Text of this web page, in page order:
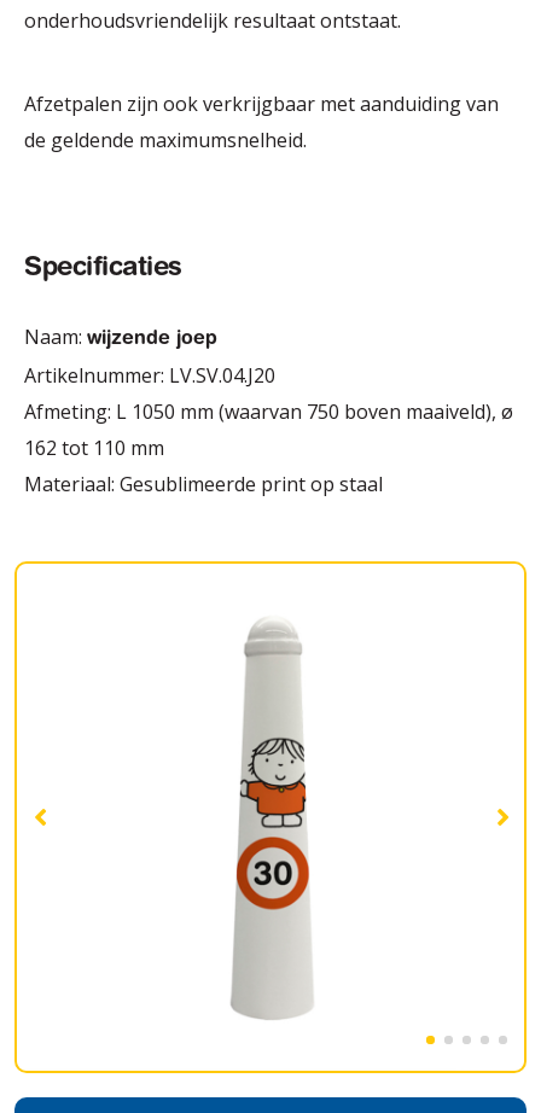
onderhoudsvriendelijk resultaat ontstaat.
Afzetpalen zijn ook verkrijgbaar met aanduiding van
de geldende maximumsnelheid.
Specificaties
Naam: wijzende joep
Artikelnummer: LV.SV.04.J20
Afmeting: L 1050 mm (waarvan 750 boven maaiveld), ø
162 tot 110 mm
Materiaal: Gesublimeerde print op staal